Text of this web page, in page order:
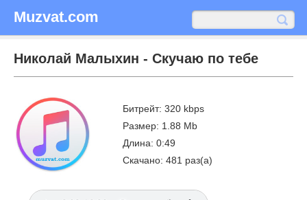
Muzvat.com
Николай Малыхин - Скучаю по тебе
Битрейт: 320 kbps
Размер: 1.88 Mb
Длина: 0:49
Скачано: 481 раз(а)